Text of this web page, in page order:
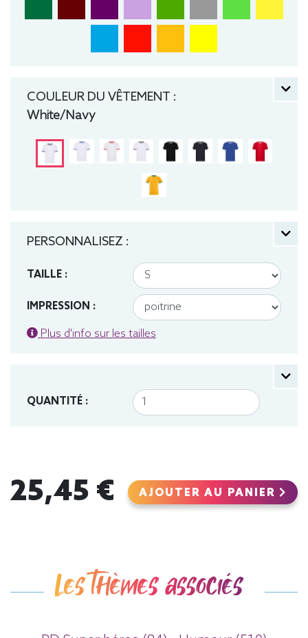
COULEUR DU VÊTEMENT :
White/Navy
PERSONNALISEZ :
TAILLE :
IMPRESSION :
Plus d'info sur les tailles
QUANTITÉ :
25,45 € AJOUTER AU PANIER
Les thèmes associés